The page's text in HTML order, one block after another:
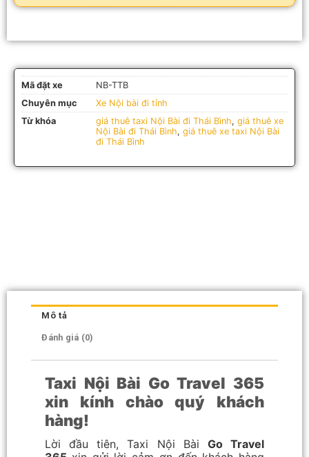
Mã đặt xe
NB-TTB
Chuyên mục
Xe Nội bài đi tỉnh
Từ khóa
giá thuê taxi Nội Bài đi Thái Bình, giá thuê xe
Nội Bài đi Thái Bình, giá thuê xe taxi Nội Bài
đi Thái Bình
Mô tả
Đánh giá (0)
Taxi Nội Bài Go Travel 365
xin kính chào quý khách
hàng!
Lời đầu tiên, Taxi Nội Bài Go Travel